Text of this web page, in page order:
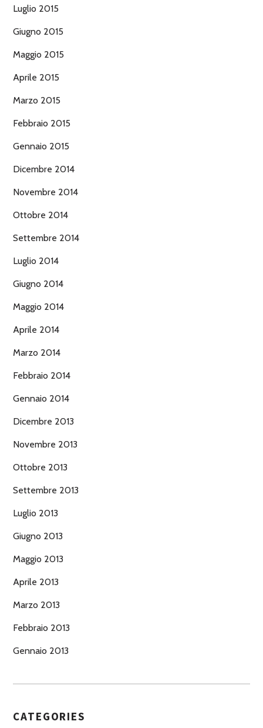
Luglio 2015
Giugno 2015
Maggio 2015
Aprile 2015
Marzo 2015
Febbraio 2015
Gennaio 2015
Dicembre 2014
Novembre 2014
Ottobre 2014
Settembre 2014
Luglio 2014
Giugno 2014
Maggio 2014
Aprile 2014
Marzo 2014
Febbraio 2014
Gennaio 2014
Dicembre 2013
Novembre 2013
Ottobre 2013
Settembre 2013
Luglio 2013
Giugno 2013
Maggio 2013
Aprile 2013
Marzo 2013
Febbraio 2013
Gennaio 2013
CATEGORIES